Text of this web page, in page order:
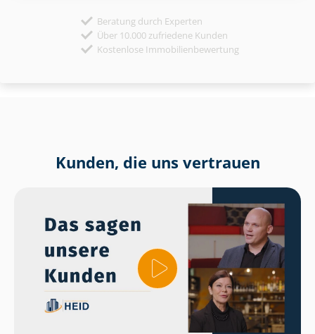
Beratung durch Experten
Über 10.000 zufriedene Kunden
Kostenlose Immobilienbewertung
Kunden, die uns vertrauen